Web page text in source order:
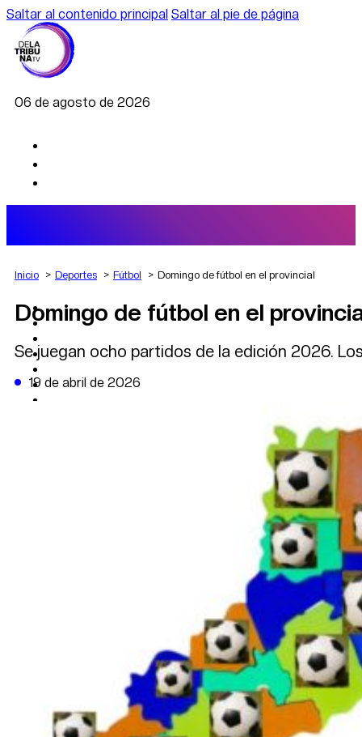
Saltar al contenido principal Saltar al pie de página
06 de agosto de 2026
AGRO
DEPORTES
POLÍTICA
DATA FIRME
Inicio Deportes Fútbol Domingo de fútbol en el provincial
Domingo de fútbol en el
Se juegan ocho partidos de la edición 2026.
19 de abril de 2026